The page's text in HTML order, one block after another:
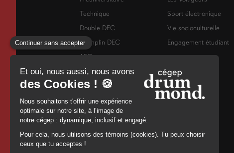
Technique
Double DEC
Tremplin DEC
AEC
RAC
Francisation
Cours de
perfectionnement
Admission
Sport électronique
Vie socioculturelle
Engagement étudiant